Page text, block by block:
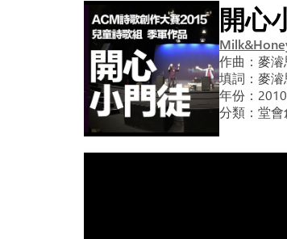
開心
作曲： 麥濬
填詞： 麥濬
年份： 2010
分類： 堂會